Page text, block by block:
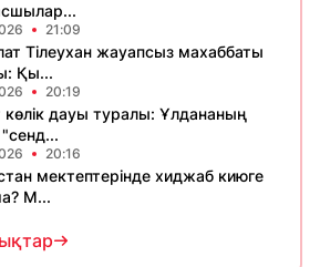
21:09
Тілеухан жауапсыз махаббаты
Қы...
20:19
көлік дауы туралы: Ұлдананың
20:16
мектептерінде хиджаб киюге
М...